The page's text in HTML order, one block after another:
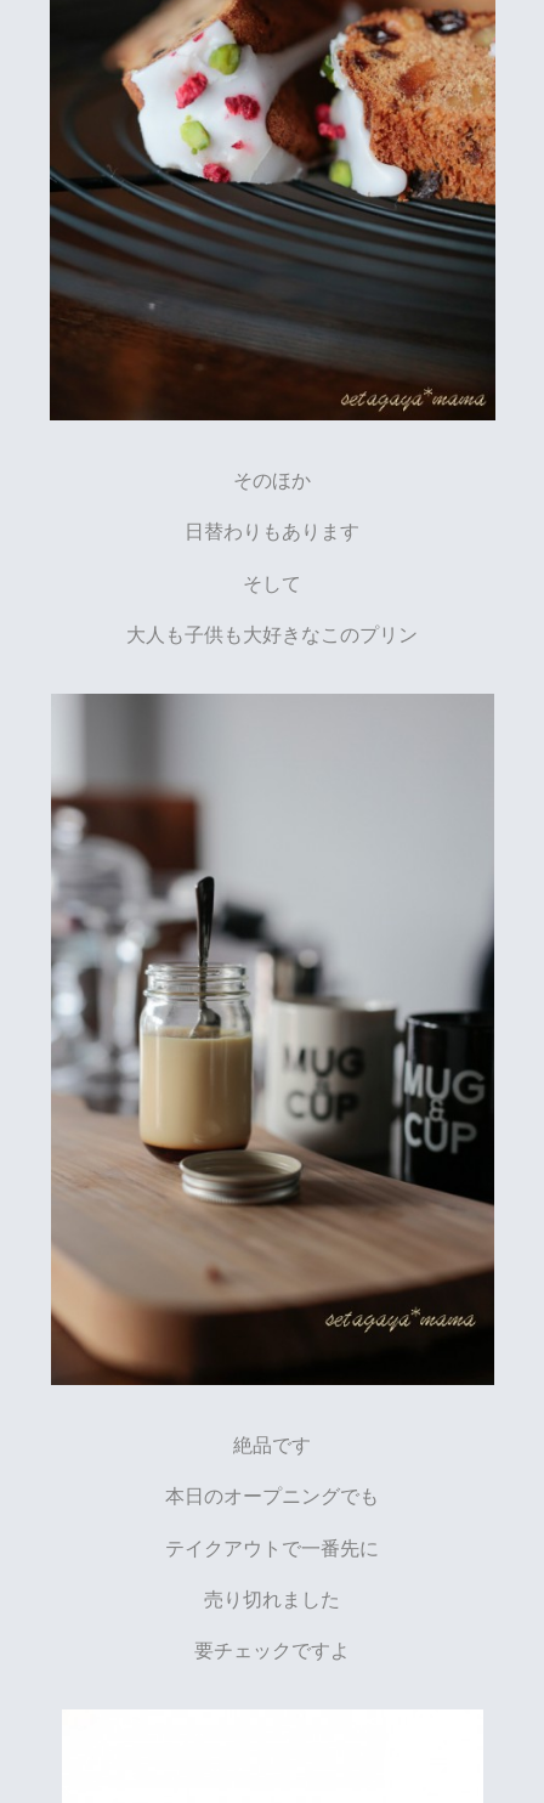
そのほか
日替わりもあります
そして
大人も子供も大好きなこのプリン
絶品です
本日のオープニングでも
テイクアウトで一番先に
売り切れました
要チェックですよ